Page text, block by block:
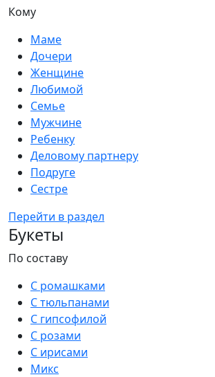
Кому
Маме
Дочери
Женщине
Любимой
Семье
Мужчине
Ребенку
Деловому партнеру
Подруге
Сестре
Перейти в раздел
Букеты
По составу
С ромашками
С тюльпанами
С гипсофилой
С розами
С ирисами
Микс